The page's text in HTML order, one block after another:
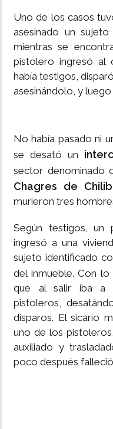
Uno de los casos
asesinado un
mientras se
pistolero ingresó al
había testigos,
asesinándolo, y
No había pasado ni
se desató un
sector denominado
Chagres de
murieron tres
Según testigos, un
ingresó a una
sujeto identificado
del inmueble. Con
que al salir iba a
pistoleros,
disparos. El sicario
uno de los
auxiliado y
poco después